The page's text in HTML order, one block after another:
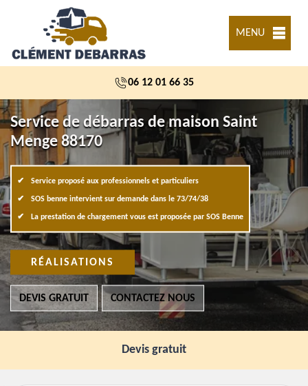
MENU
06 12 01 66 35
Service de débarras de maison Saint
Menge 88170
Service proposé aux professionnels et particuliers
SOS benne intervient sur demande dans le 73/74/38
La prestation de chargement vous est proposée par SOS Benne
RÉALISATIONS
DEVIS GRATUIT CONTACTEZ NOUS
Devis gratuit